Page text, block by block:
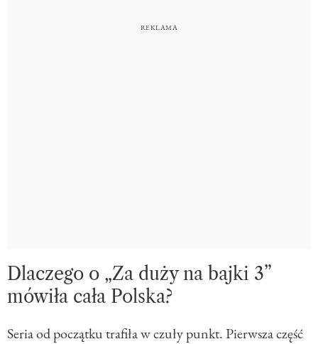
Dlaczego o „Za duży na bajki 3”
mówiła cała Polska?
Seria od początku trafiła w czuły punkt. Pierwsza część